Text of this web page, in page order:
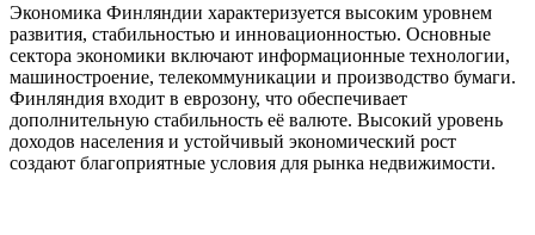
Экономика Финляндии характеризуется высоким уровнем
развития, стабильностью и инновационностью. Основные
сектора экономики включают информационные технологии,
машиностроение, телекоммуникации и производство бумаги.
Финляндия входит в еврозону, что обеспечивает
дополнительную стабильность её валюте. Высокий уровень
доходов населения и устойчивый экономический рост
создают благоприятные условия для рынка недвижимости.